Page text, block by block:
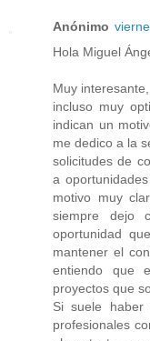
Anónimo
Hola Miguel
Muy
incluso muy
indican un
me dedico a la
solicitudes de
a
motivo muy
siempre dejo
oportunidad
mantener el
entiendo que
proyectos que
Si suele
profesionales